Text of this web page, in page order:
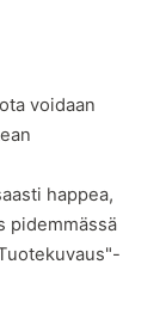
voidaan
happea,
pidemmässä